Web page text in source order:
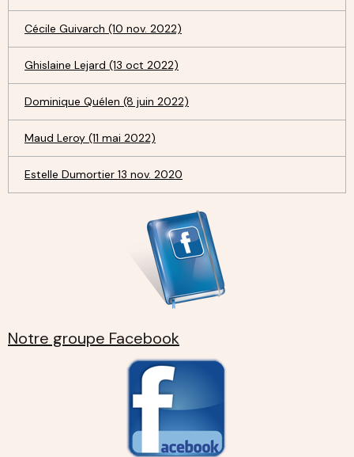
Cécile Guivarch (10 nov. 2022)
Ghislaine Lejard (13 oct 2022)
Dominique Quélen (8 juin 2022)
Maud Leroy (11 mai 2022)
Estelle Dumortier 13 nov. 2020
Notre groupe Facebook